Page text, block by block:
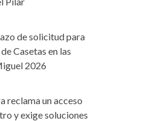
de solicitud para
Casetas en las
2026
reclama un acceso
y exige soluciones